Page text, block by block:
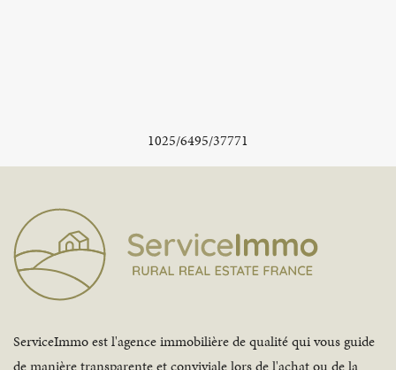
1025/6495/37771
ServiceImmo est l'agence immobilière de qualité qui vous guide
de manière transparente et conviviale lors de l'achat ou de la